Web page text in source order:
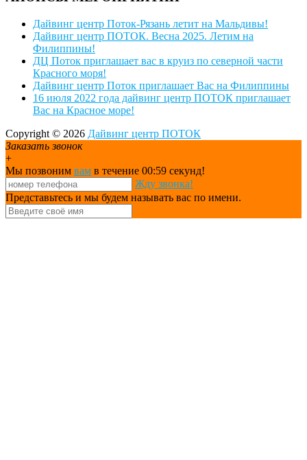
Дайвинг центр Поток-Рязань летит на Мальдивы!
Дайвинг центр ПОТОК. Весна 2025. Летим на
Филиппины!
ДЦ Поток приглашает вас в круиз по северной части
Красного моря!
Дайвинг центр Поток приглашает Вас на Филиппины
16 июля 2022 года дайвинг центр ПОТОК приглашает
Вас на Красное море!
Copyright © 2026 Дайвинг центр ПОТОК
Заказать звонок
+
Мы позвоним вам в течение 00:59 секунд!
Жду звонка!
Представьтесь и мы будем называть вас по имени.